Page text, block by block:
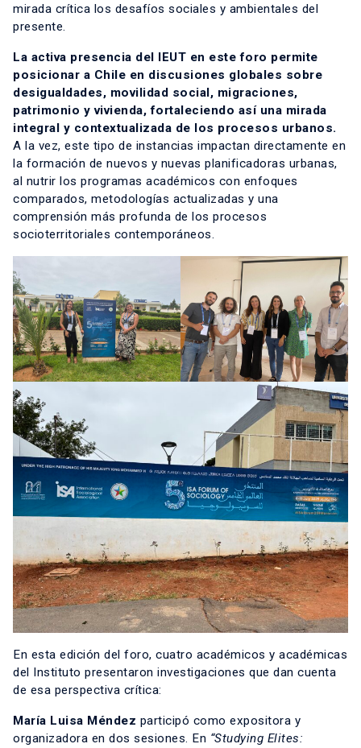
mirada crítica los desafíos sociales y ambientales del
presente.
La activa presencia del IEUT en este foro permite
posicionar a Chile en discusiones globales sobre
desigualdades, movilidad social, migraciones,
patrimonio y vivienda, fortaleciendo así una mirada
integral y contextualizada de los procesos urbanos.
A la vez, este tipo de instancias impactan directamente en
la formación de nuevos y nuevas planificadoras urbanas,
al nutrir los programas académicos con enfoques
comparados, metodologías actualizadas y una
comprensión más profunda de los procesos
socioterritoriales contemporáneos.
En esta edición del foro, cuatro académicos y académicas
del Instituto presentaron investigaciones que dan cuenta
de esa perspectiva crítica:
María Luisa Méndez participó como expositora y
organizadora en dos sesiones. En “Studying Elites: